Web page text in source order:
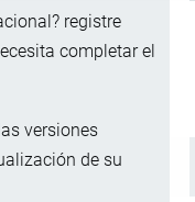
registre
completar el
versiones
de su